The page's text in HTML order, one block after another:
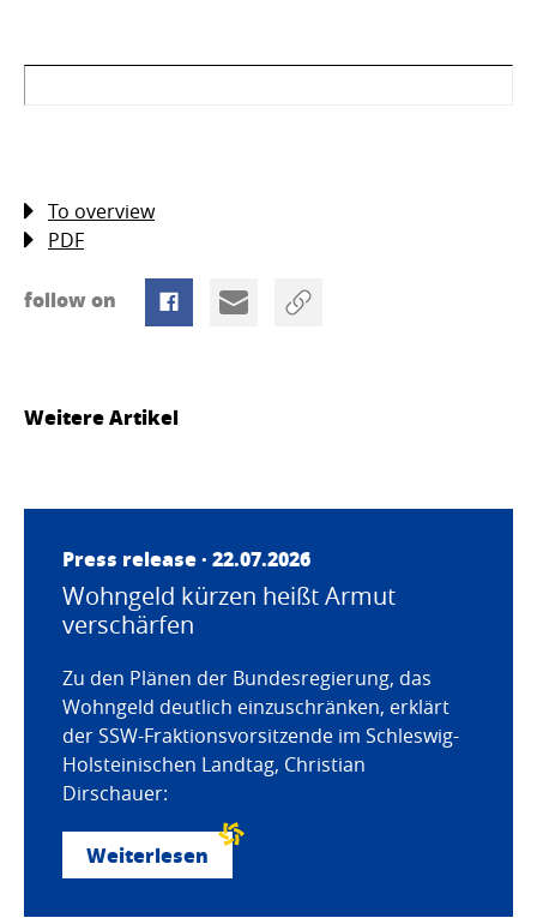
To overview
PDF
follow on
Weitere Artikel
Press release · 22.07.2026
Wohngeld kürzen heißt Armut
verschärfen
Zu den Plänen der Bundesregierung, das
Wohngeld deutlich einzuschränken, erklärt
der SSW-Fraktionsvorsitzende im Schleswig-
Holsteinischen Landtag, Christian
Dirschauer:
Weiterlesen